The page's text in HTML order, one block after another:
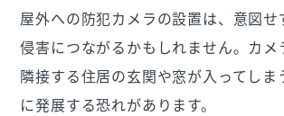
屋外への防犯カメラの設置は、意図せ
侵害につながるかもしれません。カメ
隣接する住居の玄関や窓が入ってしま
に発展する恐れがあります。